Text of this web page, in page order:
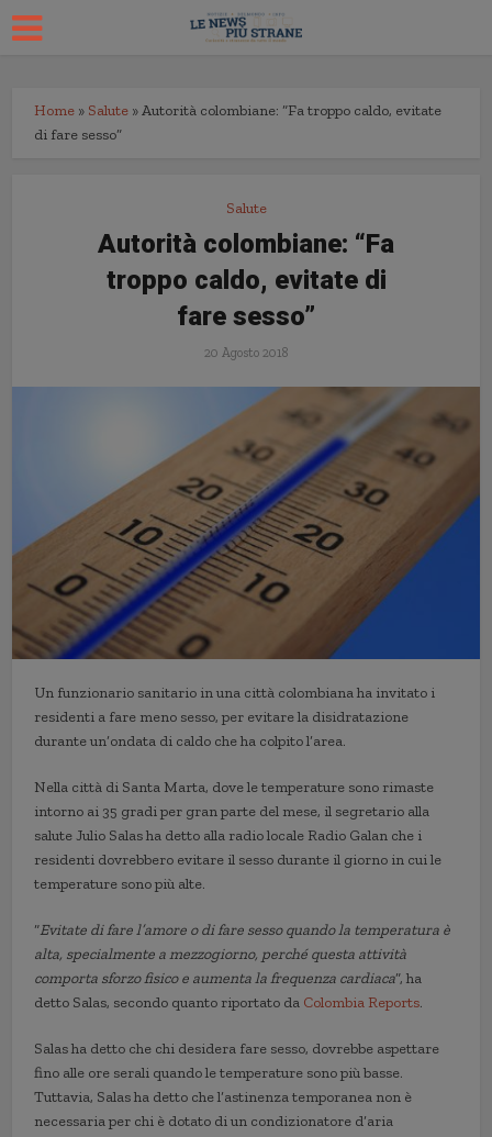
Home » Salute »Autorità colombiane: “Fa troppo caldo, evitate
di fare sesso”
Salute
Autorità colombiane: “Fa
troppo caldo, evitate di
fare sesso”
20 Agosto 2018
Un funzionario sanitario in una città colombiana ha invitato i
residenti a fare meno sesso, per evitare la disidratazione
durante un’ondata di caldo che ha colpito l’area.
Nella città di Santa Marta, dove le temperature sono rimaste
intorno ai 35 gradi per gran parte del mese, il segretario alla
salute Julio Salas ha detto alla radio locale Radio Galan che i
residenti dovrebbero evitare il sesso durante il giorno in cui le
temperature sono più alte.
“Evitate di fare l’amore o di fare sesso quando la temperatura è
alta, specialmente a mezzogiorno, perché questa attività
comporta sforzofisicoe aumenta la frequenza cardiaca”, ha
detto Salas, secondo quanto riportato da Colombia Reports.
Salas ha detto che chi desidera fare sesso, dovrebbe aspettare
fino alle ore serali quando le temperature sono più basse.
Tuttavia, Salas ha detto che l’astinenza temporanea non è
necessaria per chi è dotato di un condizionatore d’aria